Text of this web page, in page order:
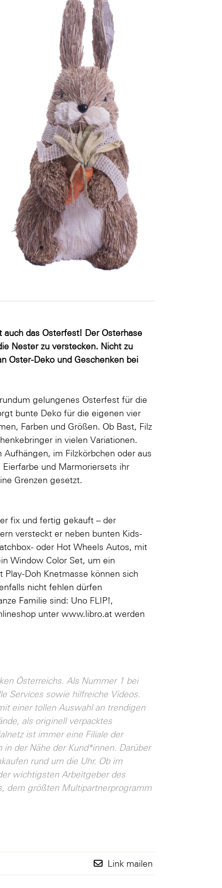
das Osterfest! Der Osterhase
Nester zu verstecken. Nicht zu
Oster-Deko und Geschenken bei
gelungenes Osterfest für die
bunte Deko für die eigenen vier
Farben und Größen. Ob Bast, Filz
in vielen Variationen.
im Filzkörbchen oder aus
und Marmoriersets ihr
Grenzen gesetzt.
fix und fertig gekauft – der
versteckt er neben bunten Kids-
oder Hot Wheels Autos, mit
Window Color Set, um ein
Doh Knetmasse können sich
nicht fehlen dürfen
Familie sind: Uno FLIP!,
unterwww.libro.at werden
Österreichs. Als Nummer 1 bei
Services sowie hilfreiche Videos.
einer tollen Auswahl an trendigen
als originell verpacktes
ist immer eine Filiale der
der Nähe der Kund*innen. Darüber
rund um die Uhr. Ob im
wichtigsten Arbeitgeber des
dem größten Multipartnerprogramm
Link mailen